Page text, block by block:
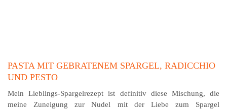
PASTA MIT GEBRATENEM SPARGEL, RADICCHIO
UND PESTO
Mein Lieblings-Spargelrezept ist definitiv diese Mischung, die
meine Zuneigung zur Nudel mit der Liebe zum Spargel